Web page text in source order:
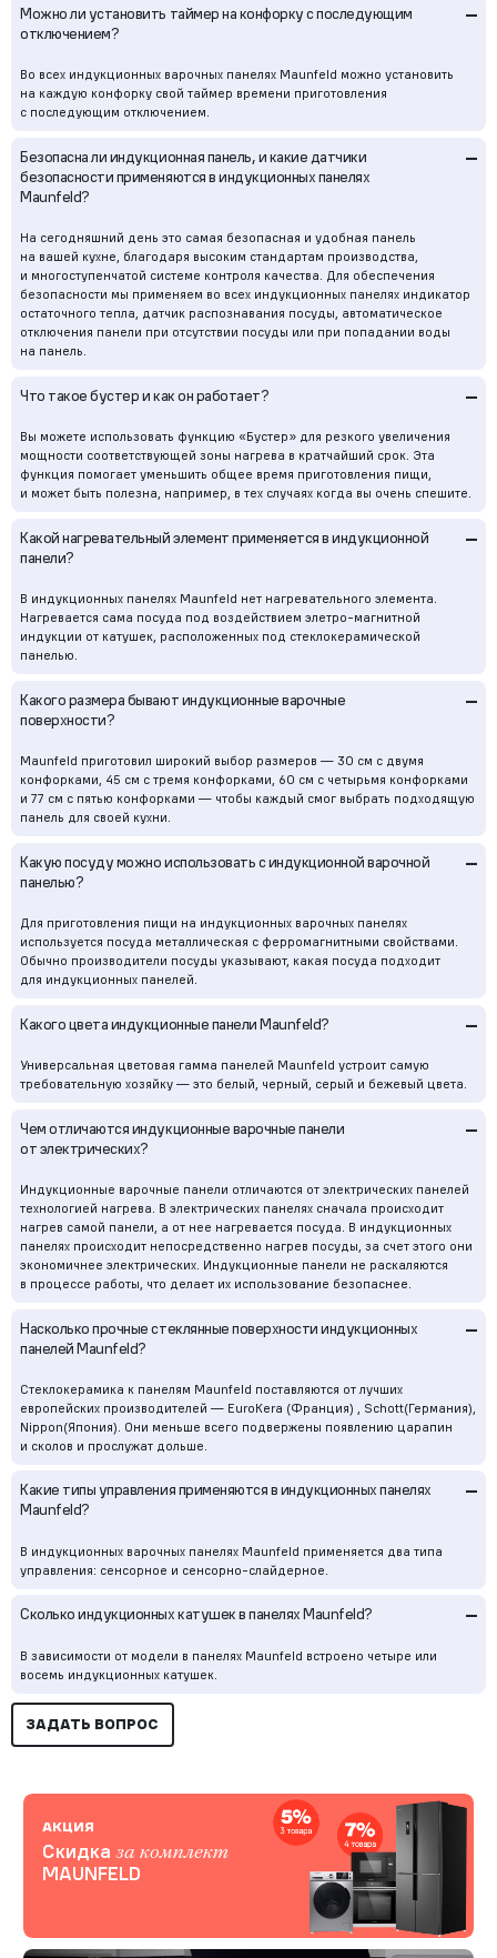
Можно ли установить таймер на конфорку с последующим
отключением?
–
Во всех индукционных варочных панелях Maunfeld можно установить
на каждую конфорку свой таймер времени приготовления
с последующим отключением.
Безопасна ли индукционная панель, и какие датчики
безопасности применяются в индукционных панелях
Maunfeld?
–
На сегодняшний день это самая безопасная и удобная панель
на вашей кухне, благодаря высоким стандартам производства,
и многоступенчатой системе контроля качества. Для обеспечения
безопасности мы применяем во всех индукционных панелях индикатор
остаточного тепла, датчик распознавания посуды, автоматическое
отключения панели при отсутствии посуды или при попадании воды
на панель.
Что такое бустер и как он работает? –
Вы можете использовать функцию «Бустер» для резкого увеличения
мощности соответствующей зоны нагрева в кратчайший срок. Эта
функция помогает уменьшить общее время приготовления пищи,
и может быть полезна, например, в тех случаях когда вы очень спешите.
Какой нагревательный элемент применяется в индукционной
панели?
–
В индукционных панелях Maunfeld нет нагревательного элемента.
Нагревается сама посуда под воздействием элетро-магнитной
индукции от катушек, расположенных под стеклокерамической
панелью.
Какого размера бывают индукционные варочные
поверхности?
–
Maunfeld приготовил широкий выбор размеров — 30 см с двумя
конфорками, 45 см с тремя конфорками, 60 см с четырьмя конфорками
и 77 см с пятью конфорками — чтобы каждый смог выбрать подходящую
панель для своей кухни.
Какую посуду можно использовать с индукционной варочной
панелью?
–
Для приготовления пищи на индукционных варочных панелях
используется посуда металлическая с ферромагнитными свойствами.
Обычно производители посуды указывают, какая посуда подходит
для индукционных панелей.
Какого цвета индукционные панели Maunfeld? –
Универсальная цветовая гамма панелей Maunfeld устроит самую
требовательную хозяйку — это белый, черный, серый и бежевый цвета.
Чем отличаются индукционные варочные панели
от электрических?
–
Индукционные варочные панели отличаются от электрических панелей
технологией нагрева. В электрических панелях сначала происходит
нагрев самой панели, а от нее нагревается посуда. В индукционных
панелях происходит непосредственно нагрев посуды, за счет этого они
экономичнее электрических. Индукционные панели не раскаляются
в процессе работы, что делает их использование безопаснее.
Насколько прочные стеклянные поверхности индукционных
панелей Maunfeld?
–
Стеклокерамика к панелям Maunfeld поставляются от лучших
европейских производителей — EuroKera (Франция) , Schott(Германия),
Nippon(Япония). Они меньше всего подвержены появлению царапин
и сколов и прослужат дольше.
Какие типы управления применяются в индукционных панелях
Maunfeld?
–
В индукционных варочных панелях Maunfeld применяется два типа
управления: сенсорное и сенсорно-слайдерное.
Сколько индукционных катушек в панелях Maunfeld? –
В зависимости от модели в панелях Maunfeld встроено четыре или
восемь индукционных катушек.
ЗАДАТЬ ВОПРОС
АКЦИЯ
Скидка за комплект
MAUNFELD